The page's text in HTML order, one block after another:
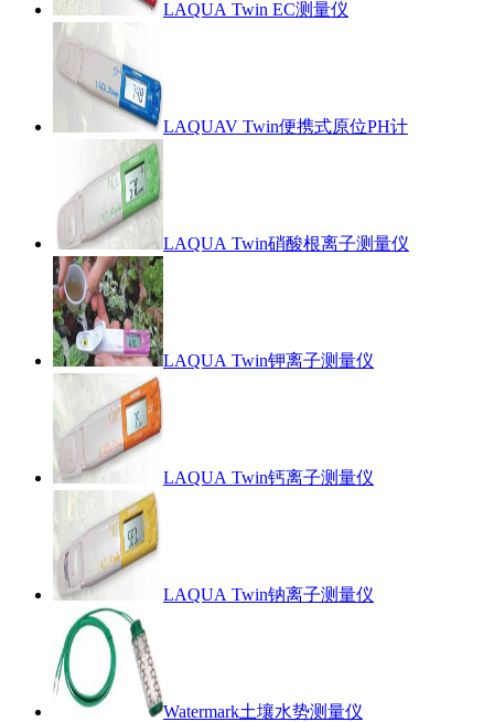
LAQUA Twin EC测量仪
LAQUAV Twin便携式原位PH计
LAQUA Twin硝酸根离子测量仪
LAQUA Twin钾离子测量仪
LAQUA Twin钙离子测量仪
LAQUA Twin钠离子测量仪
Watermark土壤水势测量仪